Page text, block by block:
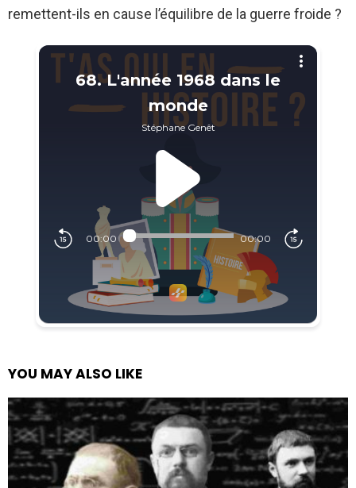
remettent-ils en cause l’équilibre de la guerre froide ?
YOU MAY ALSO LIKE